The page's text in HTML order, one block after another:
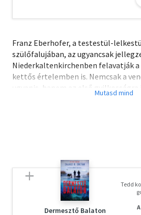
Franz Eberhofer, a testestül-
szülőfalujában, az ugyancsak
Niederkaltenkirchenben felavatják
kettős értelemben is. Nemcsak a
ugyanis, hanem az első gyilkosságra
vadonatúj falak között. Az ügy
Susi ugyanis összefog egy leendő
érdekébenRita Falk szokásos
humorával folytatja Franz Eberhofer
magánéleti viszontagságainak
Dermesztő Balaton
Tedd